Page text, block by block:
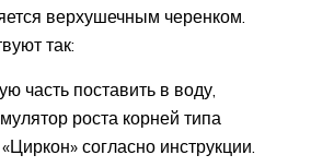
верхушечным черенком.
так:
часть поставить в воду,
роста корней типа
согласно инструкции.